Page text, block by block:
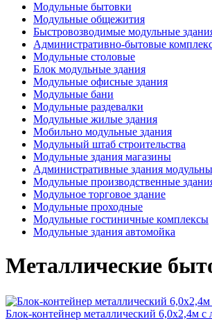
Модульные бытовки
Модульные общежития
Быстровозводимые модульные
Административно-бытовые
Модульные столовые
Блок модульные здания
Модульные офисные здания
Модульные бани
Модульные раздевалки
Модульные жилые здания
Мобильно модульные здания
Модульный штаб строительства
Модульные здания магазины
Административные здания
Модульные производственные
Модульное торговое здание
Модульные проходные
Модульные гостиничные комплексы
Модульные здания автомойка
Металлические
Блок-контейнер металлический 6,0х2,4м с